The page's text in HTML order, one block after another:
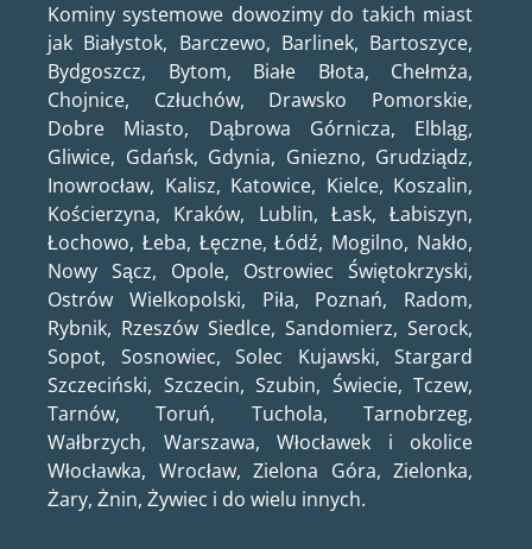
Kominy systemowe dowozimy do takich miast
jak Białystok, Barczewo, Barlinek, Bartoszyce,
Bydgoszcz, Bytom, Białe Błota, Chełmża,
Chojnice, Człuchów, Drawsko Pomorskie,
Dobre Miasto, Dąbrowa Górnicza, Elbląg,
Gliwice, Gdańsk, Gdynia, Gniezno, Grudziądz,
Inowrocław, Kalisz, Katowice, Kielce, Koszalin,
Kościerzyna, Kraków, Lublin, Łask, Łabiszyn,
Łochowo, Łeba, Łęczne, Łódź, Mogilno, Nakło,
Nowy Sącz, Opole, Ostrowiec Świętokrzyski,
Ostrów Wielkopolski, Piła, Poznań, Radom,
Rybnik, Rzeszów Siedlce, Sandomierz, Serock,
Sopot, Sosnowiec, Solec Kujawski, Stargard
Szczeciński, Szczecin, Szubin, Świecie, Tczew,
Tarnów, Toruń, Tuchola, Tarnobrzeg,
Wałbrzych, Warszawa, Włocławek i okolice
Włocławka, Wrocław, Zielona Góra, Zielonka,
Żary, Żnin, Żywiec i do wielu innych.